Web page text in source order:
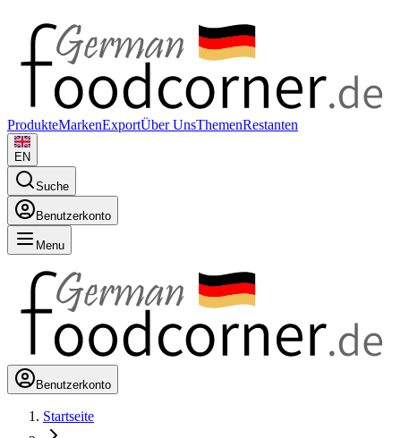
ProdukteMarkenExportÜber UnsThemenRestanten
EN
Suche
Benutzerkonto
Menu
Benutzerkonto
Startseite